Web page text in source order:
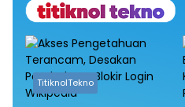
TitiknolTekno